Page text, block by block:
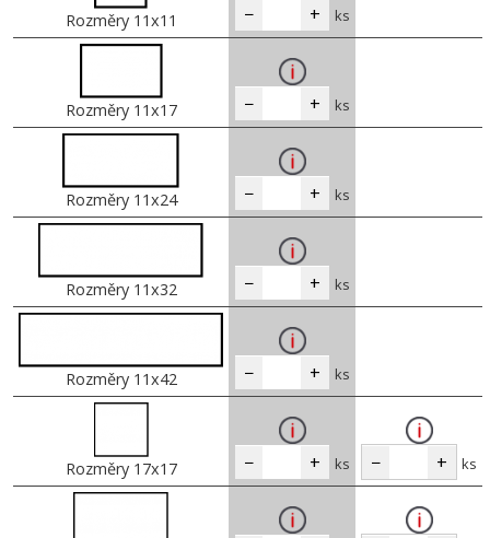
Rozměry 11x11 − + ks
Rozměry 11x17 − + ks
Rozměry 11x24 − + ks
Rozměry 11x32 − + ks
Rozměry 11x42 − + ks
Rozměry 17x17 − + ks − + ks